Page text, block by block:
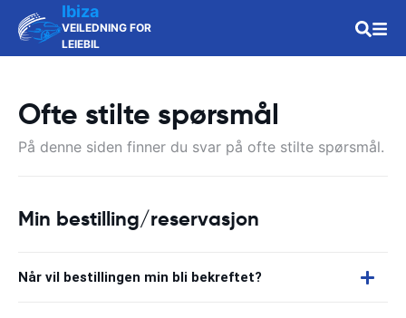
Ibiza
VEILEDNING FOR
LEIEBIL
Ofte stilte spørsmål
På denne siden finner du svar på ofte stilte spørsmål.
Min bestilling/reservasjon
Når vil bestillingen min bli bekreftet?